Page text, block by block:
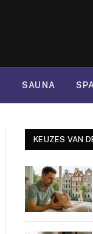
SAUNA SPA
KEUZES VAN